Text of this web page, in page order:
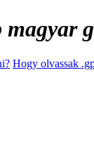
magyar
Hogy olvassak